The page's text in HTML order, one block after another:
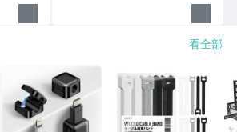
看全部